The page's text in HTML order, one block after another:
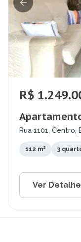
R$
Rua 1101,
112 m² 3
Ver